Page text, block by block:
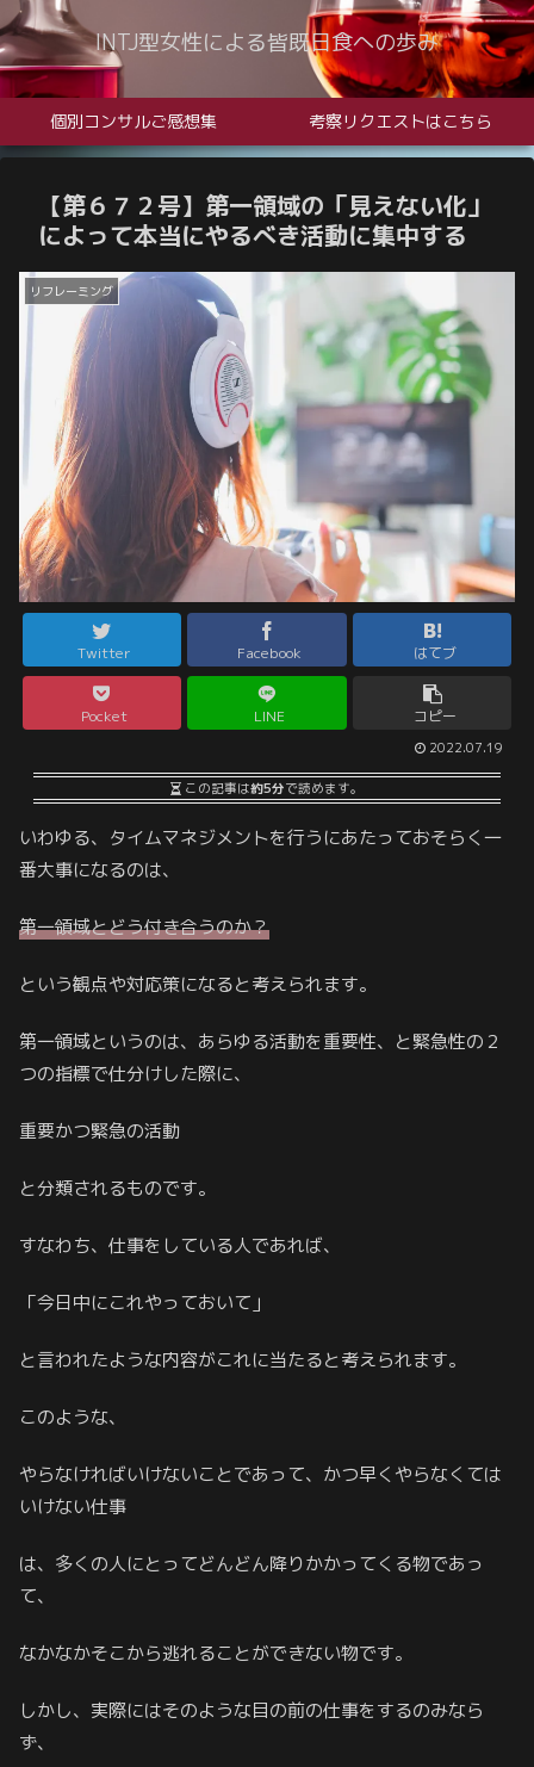
INTJ型女性による皆既日食への歩み
個別コンサルご感想集 考察リクエストはこちら
【第６７２号】第一領域の「見えない化」
によって本当にやるべき活動に集中する
リフレーミング
Twitter Facebook はてブ
Pocket LINE コピー
2022.07.19
この記事は約5分で読めます。
いわゆる、タイムマネジメントを行うにあたっておそらく一
番大事になるのは、
第一領域とどう付き合うのか？
という観点や対応策になると考えられます。
第一領域というのは、あらゆる活動を重要性、と緊急性の２
つの指標で仕分けした際に、
重要かつ緊急の活動
と分類されるものです。
すなわち、仕事をしている人であれば、
「今日中にこれやっておいて」
と言われたような内容がこれに当たると考えられます。
このような、
やらなければいけないことであって、かつ早くやらなくては
いけない仕事
は、多くの人にとってどんどん降りかかってくる物であっ
て、
なかなかそこから逃れることができない物です。
しかし、実際にはそのような目の前の仕事をするのみなら
ず、